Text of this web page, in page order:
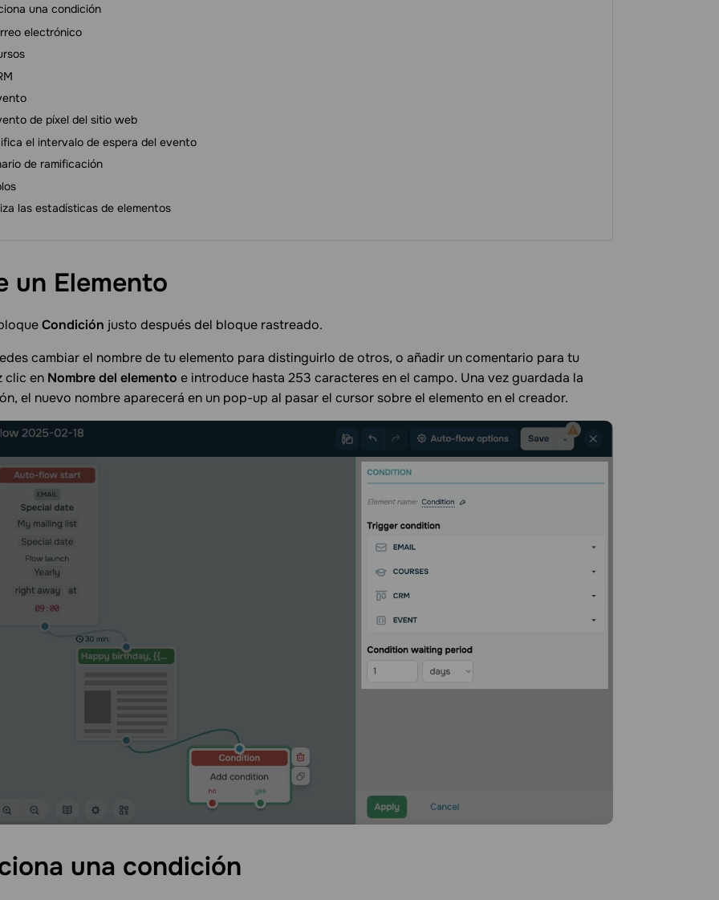
una condición
electrónico
de píxel del sitio web
el intervalo de espera del evento
de ramificación
las estadísticas de elementos
un Elemento
Condición justo después del bloque rastreado.
cambiar el nombre de tu elemento para distinguirlo de otros, o añadir un comentario para tu
clic en Nombre del elemento e introduce hasta 253 caracteres en el campo. Una vez guardada la
el nuevo nombre aparecerá en un pop-up al pasar el cursor sobre el elemento en el creador.
una condición